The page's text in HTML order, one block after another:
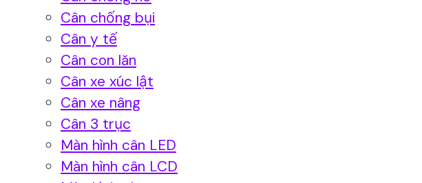
Cân chống bụi
Cân y tế
Cân con lăn
Cân xe xúc lật
Cân xe nâng
Cân 3 trục
Màn hình cân LED
Màn hình cân LCD